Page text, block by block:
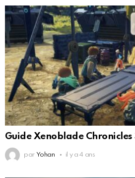
Guide Xenoblade
par Yohan il y a 4 ans